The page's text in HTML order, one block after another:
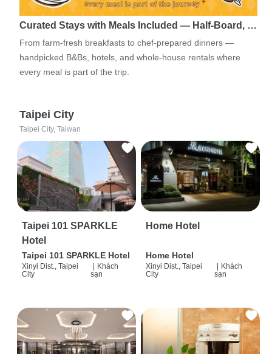
Curated Stays with Meals Included — Half-Board, …
From farm-fresh breakfasts to chef-prepared dinners —
handpicked B&Bs, hotels, and whole-house rentals where
every meal is part of the trip.
Taipei City
Taipei City, Taiwan
Taipei 101 SPARKLE
Hotel
Taipei 101 SPARKLE Hotel
Xinyi Dist., Taipei
City
Khách
sạn
Home Hotel
Home Hotel
Xinyi Dist., Taipei
City
Khách
sạn